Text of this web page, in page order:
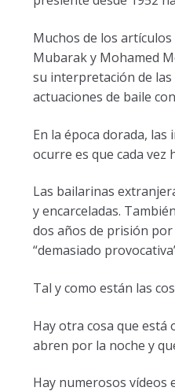
Muchos de los
Mubarak y Mohamed
su interpretación de
actuaciones de baile
En la época dorada,
ocurre es que cada vez
Las bailarinas
y encarceladas.
dos años de prisión
“demasiado
Tal y como están las
Hay otra cosa que está
abren por la noche y
Hay numerosos vídeos